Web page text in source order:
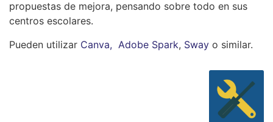
propuestas de mejora, pensando sobre todo en sus
centros escolares.
Pueden utilizar Canva, Adobe Spark, Sway o similar.